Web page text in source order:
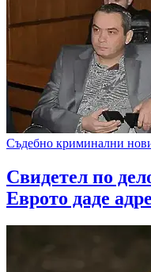
Съдебно криминални
Свидетел по
Еврото даде